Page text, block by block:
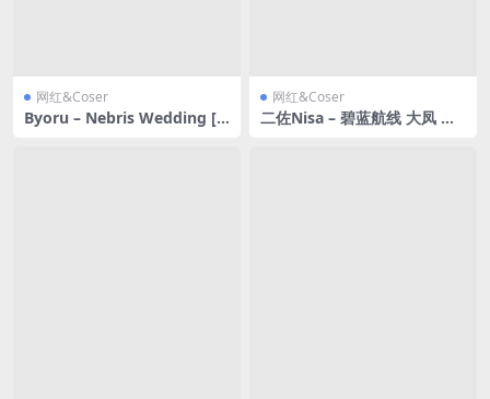
网红&Coser
Byoru – Nebris Wedding [6
网红&Coser
二佐Nisa – 碧蓝航线 大凤 居